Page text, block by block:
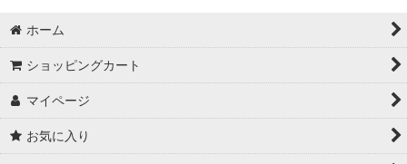
ホーム
ショッピングカート
マイページ
お気に入り